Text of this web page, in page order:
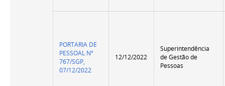
PORTARIA DE
PESSOAL Nº
767/SGP,
07/12/2022
12/12/2022
Superintendência
de Gestão de
Pessoas